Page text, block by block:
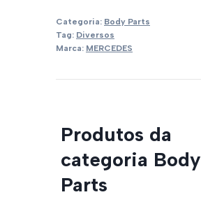
Categoria: Body Parts
Tag: Diversos
Marca: MERCEDES
Produtos da
categoria Body
Parts